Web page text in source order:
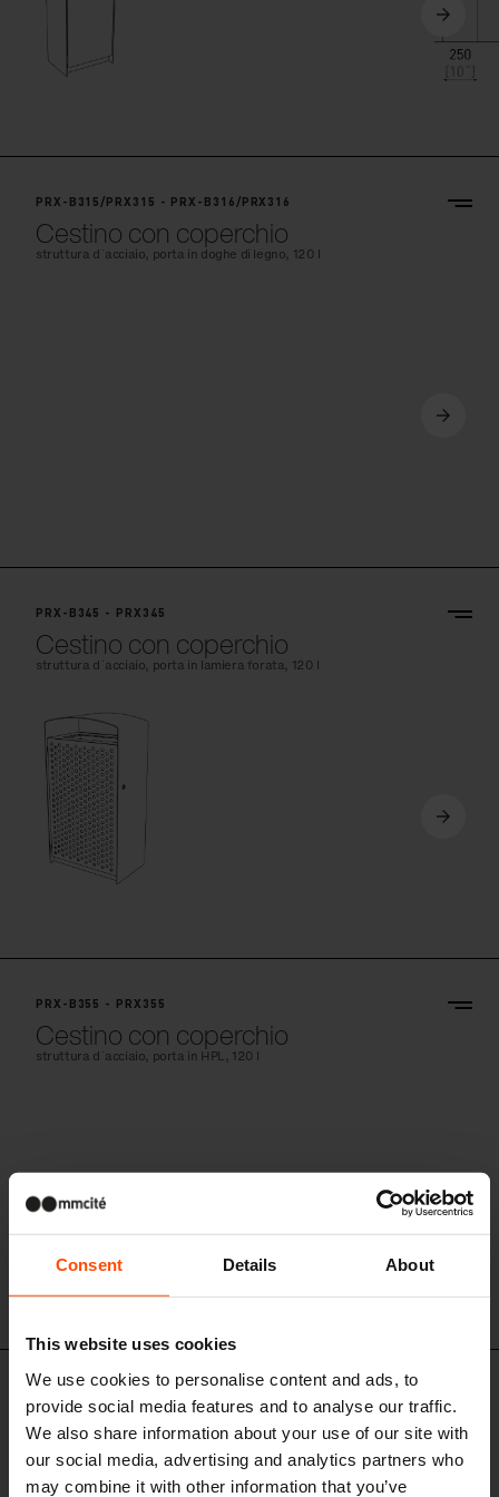
Consent Details About
This website uses cookies
We use cookies to personalise content and ads, to
provide social media features and to analyse our traffic.
We also share information about your use of our site with
our social media, advertising and analytics partners who
may combine it with other information that you’ve
PRX-B315/PRX315 - PRX-B316/PRX316
Cestino con coperchio
struttura d´acciaio, porta in doghe di legno, 120 l
PRX-B345 - PRX345
Cestino con coperchio
struttura d´acciaio, porta in lamiera forata, 120 l
PRX-B355 - PRX355
Cestino con coperchio
struttura d´acciaio, porta in HPL, 120 l
Cestino doppio
struttura d´acciaio, porta in doghe di legno, 2x55l